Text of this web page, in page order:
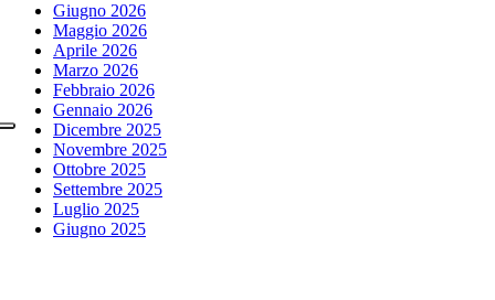
Giugno 2026
Maggio 2026
Aprile 2026
Marzo 2026
Febbraio 2026
Gennaio 2026
Dicembre 2025
Novembre 2025
Ottobre 2025
Settembre 2025
Luglio 2025
Giugno 2025